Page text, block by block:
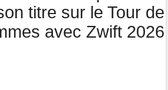
titre sur le Tour de
avec Zwift 2026